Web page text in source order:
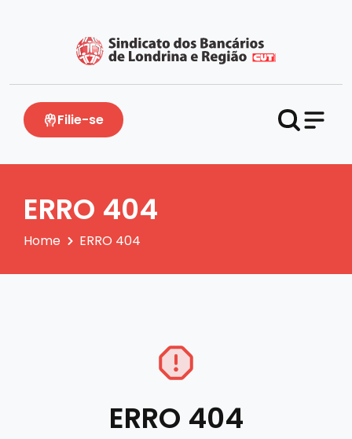
Filie-se
ERRO 404
Home ERRO 404
ERRO 404